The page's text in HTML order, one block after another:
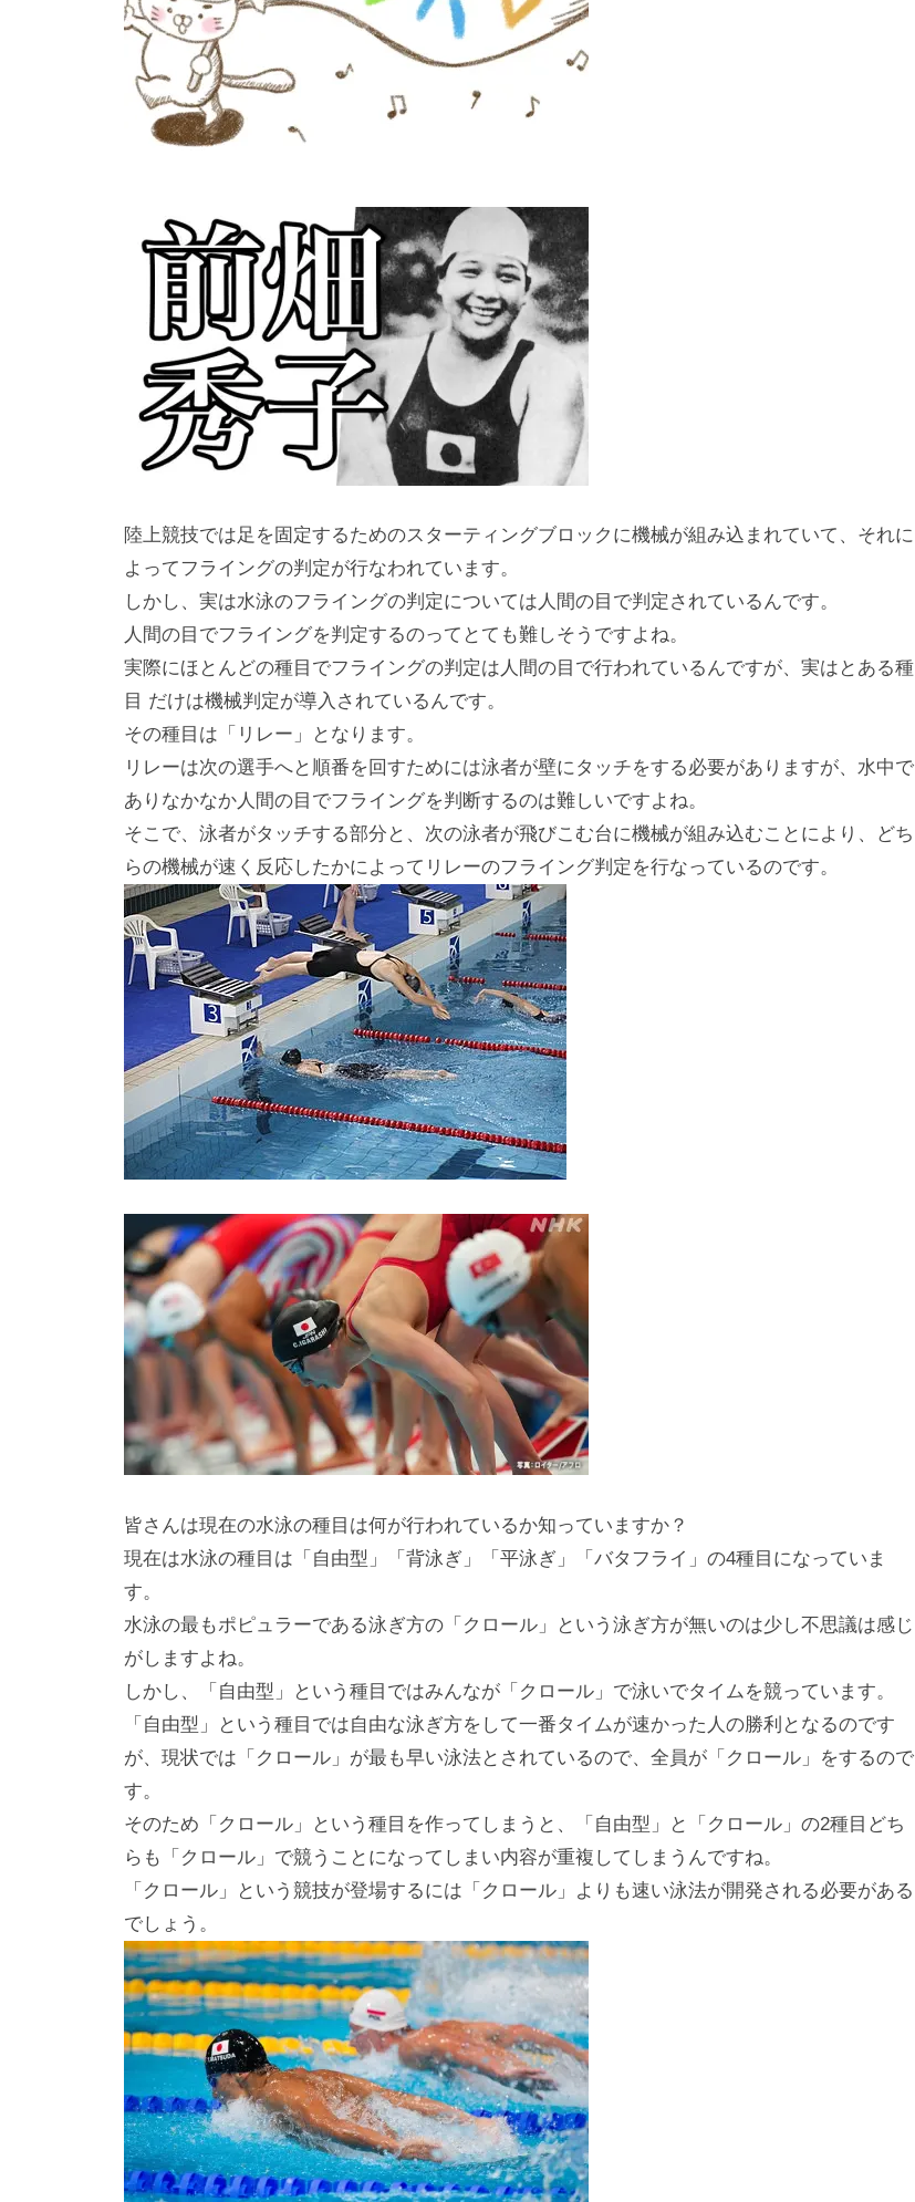
陸上競技では足を固定するためのスターティングブロックに機械が組み込まれていて、それに
よってフライングの判定が行なわれています。
しかし、実は水泳のフライングの判定については人間の目で判定されているんです。
人間の目でフライングを判定するのってとても難しそうですよね。
実際にほとんどの種目でフライングの判定は人間の目で行われているんですが、実はとある種
目 だけは機械判定が導入されているんです。
その種目は「リレー」となります。
リレーは次の選手へと順番を回すためには泳者が壁にタッチをする必要がありますが、水中で
ありなかなか人間の目でフライングを判断するのは難しいですよね。
そこで、泳者がタッチする部分と、次の泳者が飛びこむ台に機械が組み込むことにより、どち
らの機械が速く反応したかによってリレーのフライング判定を行なっているのです。
皆さんは現在の水泳の種目は何が行われているか知っていますか？
現在は水泳の種目は「自由型」「背泳ぎ」「平泳ぎ」「バタフライ」の4種目になっていま
す。
水泳の最もポピュラーである泳ぎ方の「クロール」という泳ぎ方が無いのは少し不思議は感じ
がしますよね。
しかし、「自由型」という種目ではみんなが「クロール」で泳いでタイムを競っています。
「自由型」という種目では自由な泳ぎ方をして一番タイムが速かった人の勝利となるのです
が、現状では「クロール」が最も早い泳法とされているので、全員が「クロール」をするので
す。
そのため「クロール」という種目を作ってしまうと、「自由型」と「クロール」の2種目どち
らも「クロール」で競うことになってしまい内容が重複してしまうんですね。
「クロール」という競技が登場するには「クロール」よりも速い泳法が開発される必要がある
でしょう。